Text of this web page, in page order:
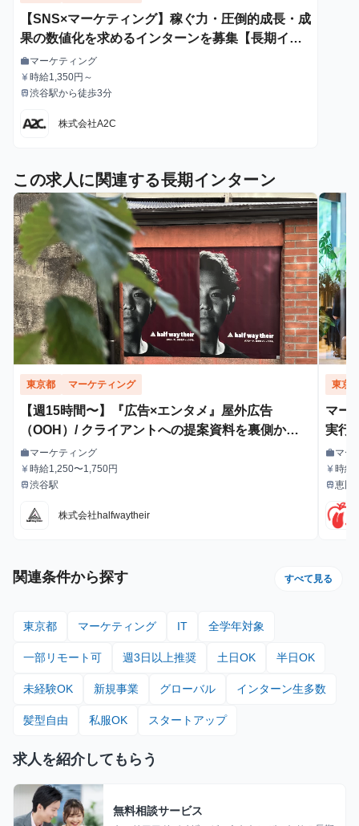
【SNS×マーケティング】稼ぐ力・圧倒的成長・成
果の数値化を求めるインターンを募集【長期イン
ターン】
職種
workマーケティング
給与
currency_yen 時給1,350円～
最寄駅
train渋谷駅から徒歩3分
株式会社A2C
この求人に関連する長期インターン
東京都 マーケティング
【週15時間〜】『広告×エンタメ』屋外広告
（OOH）/ クライアントへの提案資料を裏側から
支えるインターン！
職種
workマーケティング
給与
currency_yen時給1,250〜1,750円
最寄駅
train渋谷駅
株式会社halfwaytheir
東京
マー
実行
職種
workマー
給与
currency_yen時給
最寄駅
train恵比
関連条件から探す すべて見る
東京都 マーケティング IT 全学年対象
一部リモート可 週3日以上推奨 土日OK 半日OK
未経験OK 新規事業 グローバル インターン生多数
髪型自由 私服OK スタートアップ
求人を紹介してもらう
無料相談サービス